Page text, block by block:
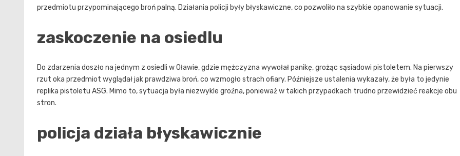
przedmiotu przypominającego broń palną. Działania policji były błyskawiczne, co pozwoliło na szybkie opanowanie sytuacji.
zaskoczenie na osiedlu
Do zdarzenia doszło na jednym z osiedli w Oławie, gdzie mężczyzna wywołał panikę, grożąc sąsiadowi pistoletem. Na pierwszy
rzut oka przedmiot wyglądał jak prawdziwa broń, co wzmogło strach ofiary. Późniejsze ustalenia wykazały, że była to jedynie
replika pistoletu ASG. Mimo to, sytuacja była niezwykle groźna, ponieważ w takich przypadkach trudno przewidzieć reakcje obu
stron.
policja działa błyskawicznie